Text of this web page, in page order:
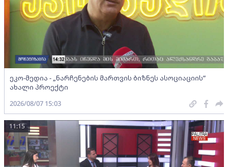
ეკო-მედია - „ნარჩენების მართვის ბიზნეს ასოციაციის”
ახალი პროექტი
2026/08/07 15:03
11:15